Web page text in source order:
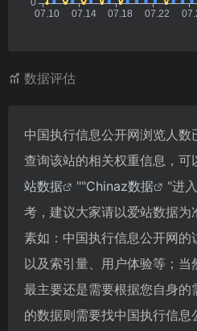
数据评估
中国执行信息公开网浏览人
查询该站的相关权重信息，可
站数据
""Chinaz数据
"进
考，建议大家请以爱站数据为
素如：中国执行信息公开网的
以及索引量、用户体验等；当
最主要还是需要根据您自身的
的数据则需要找中国执行信